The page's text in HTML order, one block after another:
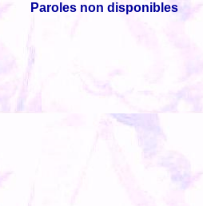
Paroles non disponibles